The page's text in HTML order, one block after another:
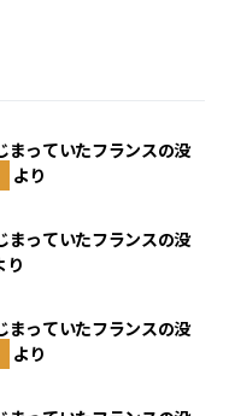
まっていたフランスの没
より
まっていたフランスの没
り
まっていたフランスの没
より